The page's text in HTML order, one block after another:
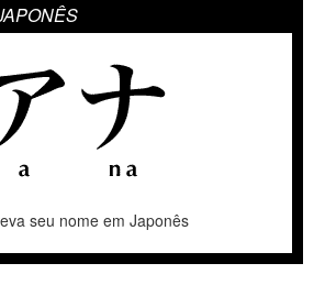
seu nome em Japonês